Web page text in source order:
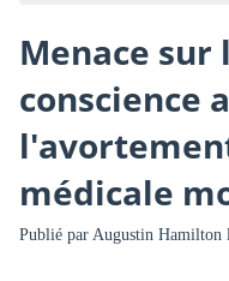
Menace sur
conscience
médicale
Publié par Augustin Hamilton